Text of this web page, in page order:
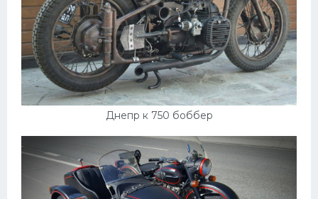
Днепр к 750 боббер